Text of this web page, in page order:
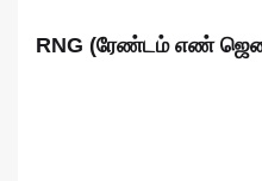
RNG (ரேண்டம் எண்